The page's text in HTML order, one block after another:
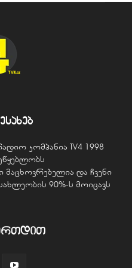
კომპანია TV4 1998
მაცხოვრებელია და ჩვენი
90%-ს მოიცავს